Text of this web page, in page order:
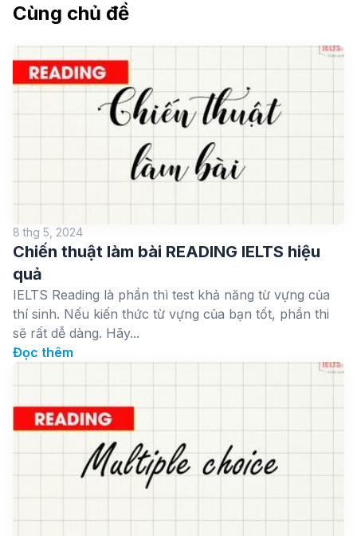
Cùng chủ đề
8 thg 5, 2024
Chiến thuật làm bài READING IELTS hiệu
quả
IELTS Reading là phần thì test khả năng từ vựng của
thí sinh. Nếu kiến thức từ vựng của bạn tốt, phần thi
sẽ rất dễ dàng. Hãy...
Đọc thêm